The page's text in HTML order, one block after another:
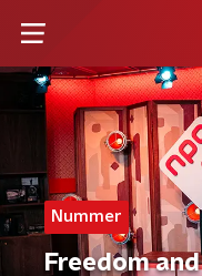
Nummer
Freedom